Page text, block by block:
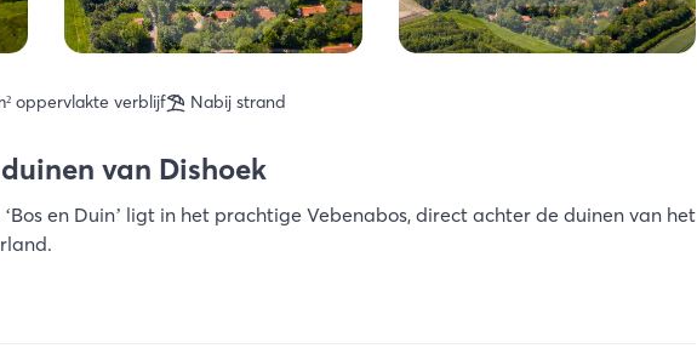
oppervlakte verblijf Nabij strand
van Dishoek
en Duin’ ligt in het prachtige Vebenabos, direct achter de duinen van het